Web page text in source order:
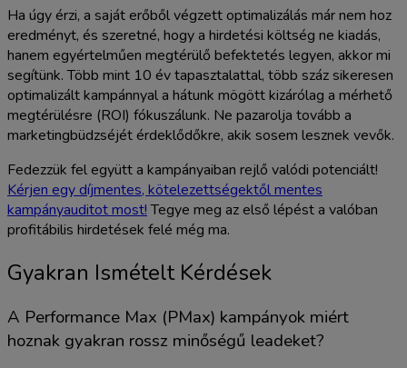
Ha úgy érzi, a saját erőből végzett optimalizálás már nem hoz
eredményt, és szeretné, hogy a hirdetési költség ne kiadás,
hanem egyértelműen megtérülő befektetés legyen, akkor mi
segítünk. Több mint 10 év tapasztalattal, több száz sikeresen
optimalizált kampánnyal a hátunk mögött kizárólag a mérhető
megtérülésre (ROI) fókuszálunk. Ne pazarolja tovább a
marketingbüdzséjét érdeklődőkre, akik sosem lesznek vevők.
Fedezzük fel együtt a kampányaiban rejlő valódi potenciált!
Kérjen egy díjmentes, kötelezettségektől mentes
kampányauditot most!Tegye meg az első lépést a valóban
profitábilis hirdetések felé még ma.
Gyakran Ismételt Kérdések
A Performance Max (PMax) kampányok miért
hoznak gyakran rossz minőségű leadeket?